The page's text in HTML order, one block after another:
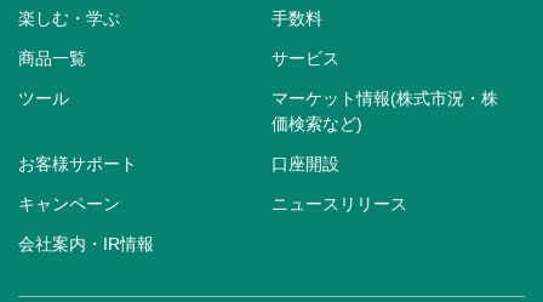
楽しむ・学ぶ 手数料
商品一覧 サービス
ツール
マーケット情報(株式市況・株
価検索など)
お客様サポート 口座開設
キャンペーン ニュースリリース
会社案内・IR情報